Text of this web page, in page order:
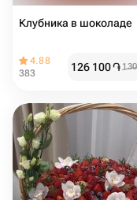
Клубника в шоколаде
4.88
383
126 100֏